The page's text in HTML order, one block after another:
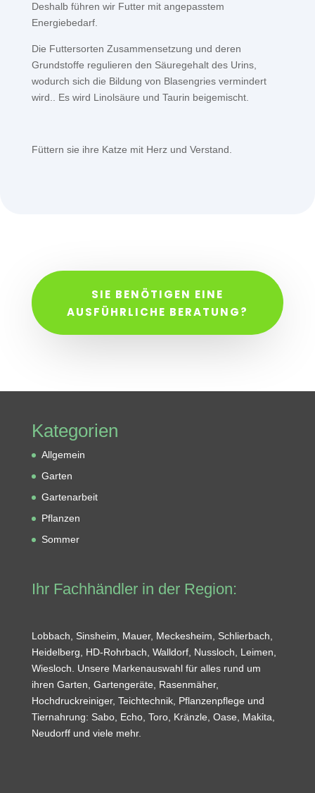
Deshalb führen wir Futter mit angepasstem
Energiebedarf.
Die Futtersorten Zusammensetzung und deren
Grundstoffe regulieren den Säuregehalt des Urins,
wodurch sich die Bildung von Blasengries vermindert
wird.. Es wird Linolsäure und Taurin beigemischt.
Füttern sie ihre Katze mit Herz und Verstand.
SIE BENÖTIGEN EINE
AUSFÜHRLICHE BERATUNG?
Kategorien
Allgemein
Garten
Gartenarbeit
Pflanzen
Sommer
Ihr Fachhändler in der Region:
Lobbach, Sinsheim, Mauer, Meckesheim, Schlierbach,
Heidelberg, HD-Rohrbach, Walldorf, Nussloch, Leimen,
Wiesloch. Unsere Markenauswahl für alles rund um
ihren Garten, Gartengeräte, Rasenmäher,
Hochdruckreiniger, Teichtechnik, Pflanzenpflege und
Tiernahrung: Sabo, Echo, Toro, Kränzle, Oase, Makita,
Neudorff und viele mehr.